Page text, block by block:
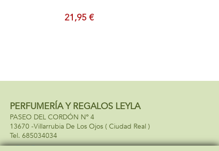
21,95 €
PERFUMERÍA Y REGALOS LEYLA
PASEO DEL CORDÓN Nº 4
13670 -Villarrubia De Los Ojos ( Ciudad Real )
685034034